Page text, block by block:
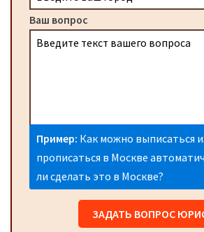
Ваш вопрос
Пример: Как можно выписаться
прописаться в Москве
ли сделать это в Москве?
ЗАДАТЬ ВОПРОС